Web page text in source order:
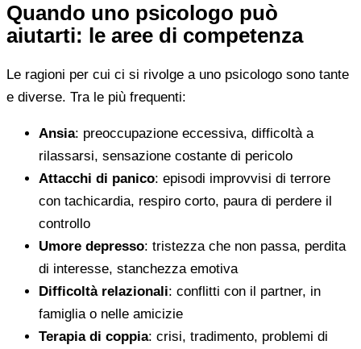
Quando uno psicologo può
aiutarti: le aree di competenza
Le ragioni per cui ci si rivolge a uno psicologo sono tante
e diverse. Tra le più frequenti:
Ansia: preoccupazione eccessiva, difficoltà a
rilassarsi, sensazione costante di pericolo
Attacchi di panico: episodi improvvisi di terrore
con tachicardia, respiro corto, paura di perdere il
controllo
Umore depresso: tristezza che non passa, perdita
di interesse, stanchezza emotiva
Difficoltà relazionali: conflitti con il partner, in
famiglia o nelle amicizie
Terapia di coppia: crisi, tradimento, problemi di